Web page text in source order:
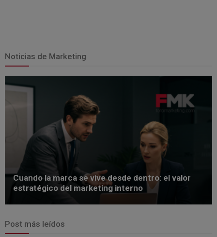
Noticias de Marketing
Cuando la marca se vive desde dentro: el valor
estratégico del marketing interno
Post más leídos